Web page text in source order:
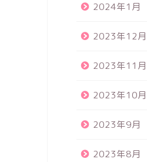
2024年1月
2023年12月
2023年11月
2023年10月
2023年9月
2023年8月